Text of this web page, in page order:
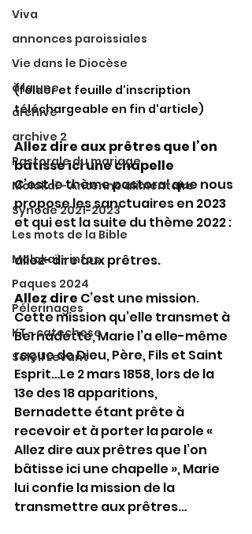
Viva
annonces paroissiales
Vie dans le Diocèse
à la une
archive
archive 2
Pastorale du mariage
Molokaï - Antenne alimentaire
Synode 2021-2023
Les mots de la Bible
Molokaï - infos
Paques 2024
Pélerinages
KT - catechese
Soleil Levant
(folder et feuille d'inscription
téléchargeable en fin d'article)
Allez dire aux prêtres que l’on
bâtisse ici une chapelle
C’est le thème pastoral que nous
propose les sanctuaires en 2023
et qui est la suite du thème 2022 :
allez-dire aux prêtres.
Allez dire C’est une mission.
Cette mission qu’elle transmet à
Bernadette, Marie l’a elle-même
reçue de Dieu, Père, Fils et Saint
Esprit…Le 2 mars 1858, lors de la
13e des 18 apparitions,
Bernadette étant prête à
recevoir et à porter la parole «
Allez dire aux prêtres que l’on
bâtisse ici une chapelle », Marie
lui confie la mission de la
transmettre aux prêtres…